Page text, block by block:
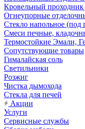
Кровельный проходник
Огнеупорные
Стекло напольное (под
Смеси печные,
Термостойкие Эмали,
Сопутствующие товары
Гималайская соль
Светильники
Розжиг
Чистка дымохода
Стекла для печей
Акции
Услуги
Сервисные службы